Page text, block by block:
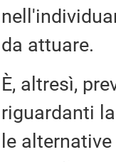
da attuare.
È, altresì,
riguardanti
le